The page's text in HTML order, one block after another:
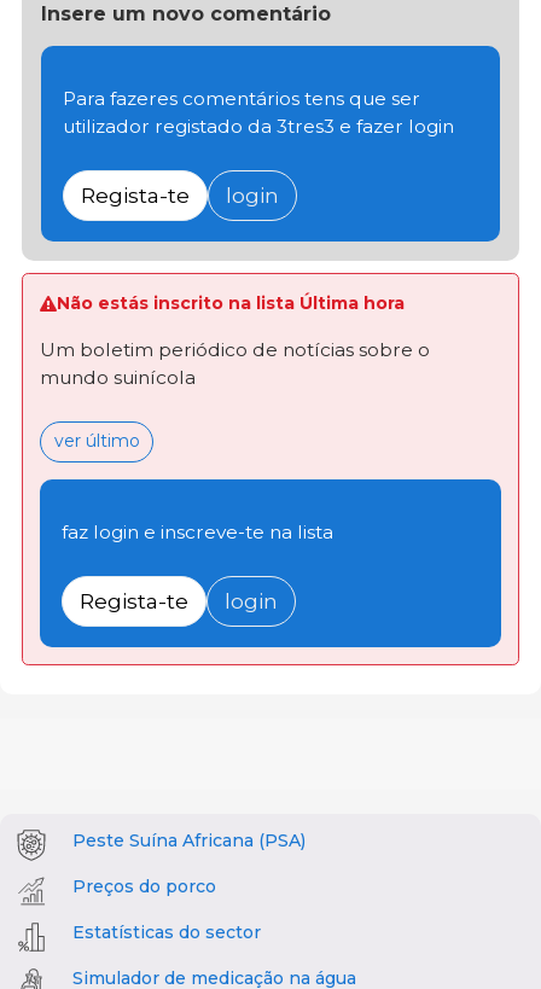
Insere um novo comentário
Para fazeres comentários tens que ser
utilizador registado da 3tres3 e fazer login
Regista-te login
Não estás inscrito na lista Última hora
Um boletim periódico de notícias sobre o
mundo suinícola
ver último
faz login e inscreve-te na lista
Regista-te login
Peste Suína Africana (PSA)
Preços do porco
Estatísticas do sector
Simulador de medicação na água